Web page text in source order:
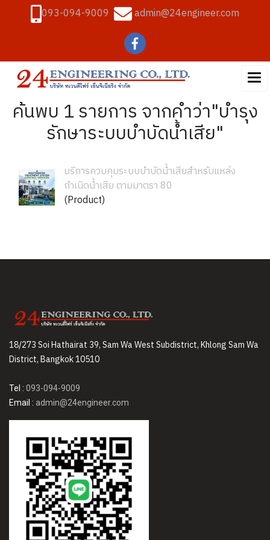
093-094-9009 admin@24engineer.com
ค้นพบ 1 รายการ จากคำว่า"บำรุง
รักษาระบบบำบัดน้ำเสีย"
บริการควบคุมระบบบำบัดน้ำเสียสำหรับแหล่ง
กำเนิดน้ำเสีย ตามมาตรา 80
(Product)
18/273 Soi Hathairat 39, Sam Wa West Subdistrict, Khlong Sam Wa
District, Bangkok 10510
Tel : 093-094-9009
Email : admin@24engineer.com